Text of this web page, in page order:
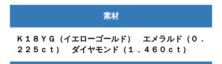
素材
Ｋ１８ＹＧ（イエローゴールド） エメラルド（０．
２２５ｃｔ） ダイヤモンド（１．４６０ｃｔ）